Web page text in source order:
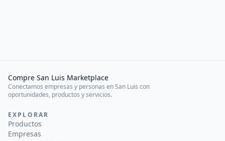
Compre San Luis Marketplace
Conectamos empresas y personas en San Luis con
oportunidades, productos y servicios.
EXPLORAR
Productos
Empresas